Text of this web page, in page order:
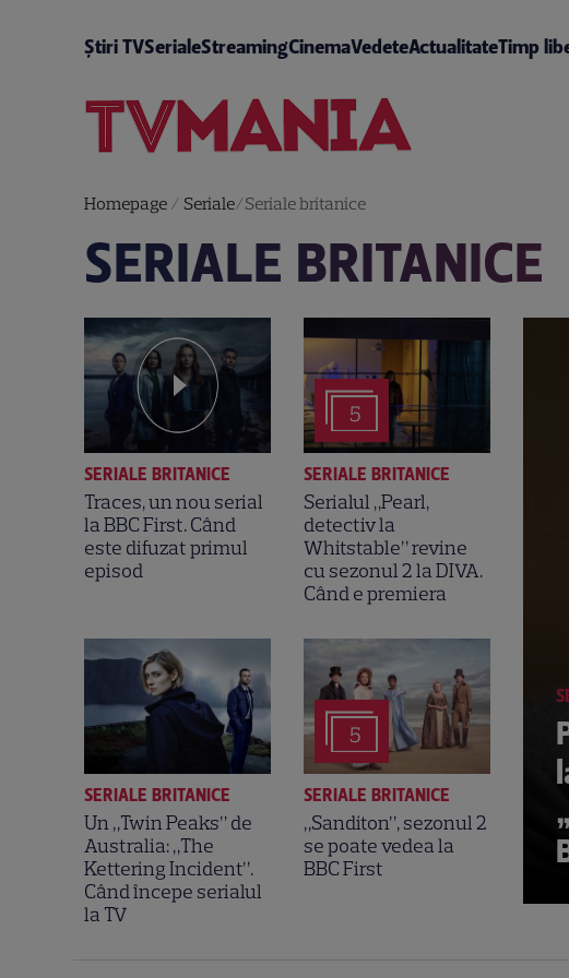
Știri TVSerialeStreamingCinemaVedeteActualitateTimp
Homepage/ Seriale/Seriale britanice
SERIALE BRITANICE
SERIALE BRITANICE
Traces, un nou serial
la BBC First. Când
este difuzat primul
episod
5
SERIALE BRITANICE
Serialul „Pearl,
detectiv la
Whitstable” revine
cu sezonul 2 la DIVA.
Când e premiera
SERIALE BRITANICE
Un „Twin Peaks” de
Australia: „The
Kettering Incident”.
Când începe serialul
la TV
5
SERIALE BRITANICE
„Sanditon”, sezonul 2
se poate vedea la
BBC First